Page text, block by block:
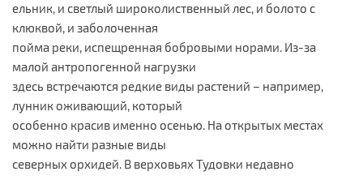
ельник, и светлый широколиственный лес, и болото с
клюквой, и заболоченная
пойма реки, испещренная бобровыми норами. Из-за
малой антропогенной нагрузки
здесь встречаются редкие виды растений – например,
лунник оживающий, который
особенно красив именно осенью. На открытых местах
можно найти разные виды
северных орхидей. В верховьях Тудовки недавно